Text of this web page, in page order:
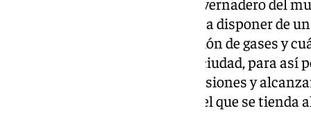
energético, de forma que permita disponer de
las principales fuentes de emisión de gases y
consumidores de energía en la ciudad, para así
apropiadas para reducir las emisiones y
hacia un modelo energético en el que se